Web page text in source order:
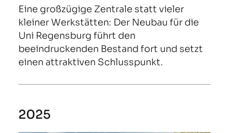
Eine großzügige Zentrale statt vieler
kleiner Werkstätten: Der Neubau für die
Uni Regensburg führt den
beeindruckenden Bestand fort und setzt
einen attraktiven Schlusspunkt.
2025